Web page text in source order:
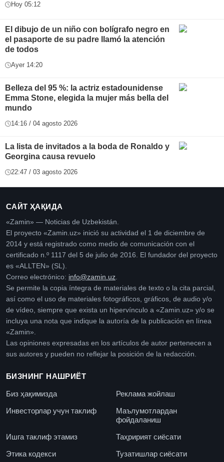
Hoy 05:12
El dibujo de un niño con bolígrafo negro en
el pasaporte de su padre llamó la atención
de todos
Ayer 14:20
Belleza del 95 %: la actriz estadounidense
Emma Stone, elegida la mujer más bella del
mundo
14:16 / 04 agosto 2026
La lista de invitados a la boda de Ronaldo y
Georgina causa revuelo
22:47 / 03 agosto 2026
САЙТ ҲАҚИДА
«Zamin» — Noticias de Uzbekistán.
El proyecto «Zamin.uz» inició su actividad el 1 de diciembre de
2014 y está registrado como medio de comunicación con el
certificado n.º 1117 del 5 de julio de 2016. El fundador del proyecto
es «ALLTEN» (SL).
Correo electrónico: info@zamin.uz.
Se permite la copia íntegra de materiales de texto o la cita parcial,
así como el uso de materiales fotográficos, gráficos, de audio y/o
de vídeo, siempre que exista un hipervínculo a «Zamin.uz» y/o se
incluya una nota que indique la autoría de la publicación en línea
«Zamin».
Las opiniones expresadas en los artículos de autor pertenecen a
sus autores y pueden no reflejar la posición de la redacción.
БИЗНИНГ НАШРИЁТ
Биз ҳақимизда
Реклама жойлаш
Инвесторлар учун таклиф
Маълумотлардан
фойдаланиш
Ишга таклиф этамиз
Таҳририят сиёсати
Этика кодекси
Тузатишлар сиёсати